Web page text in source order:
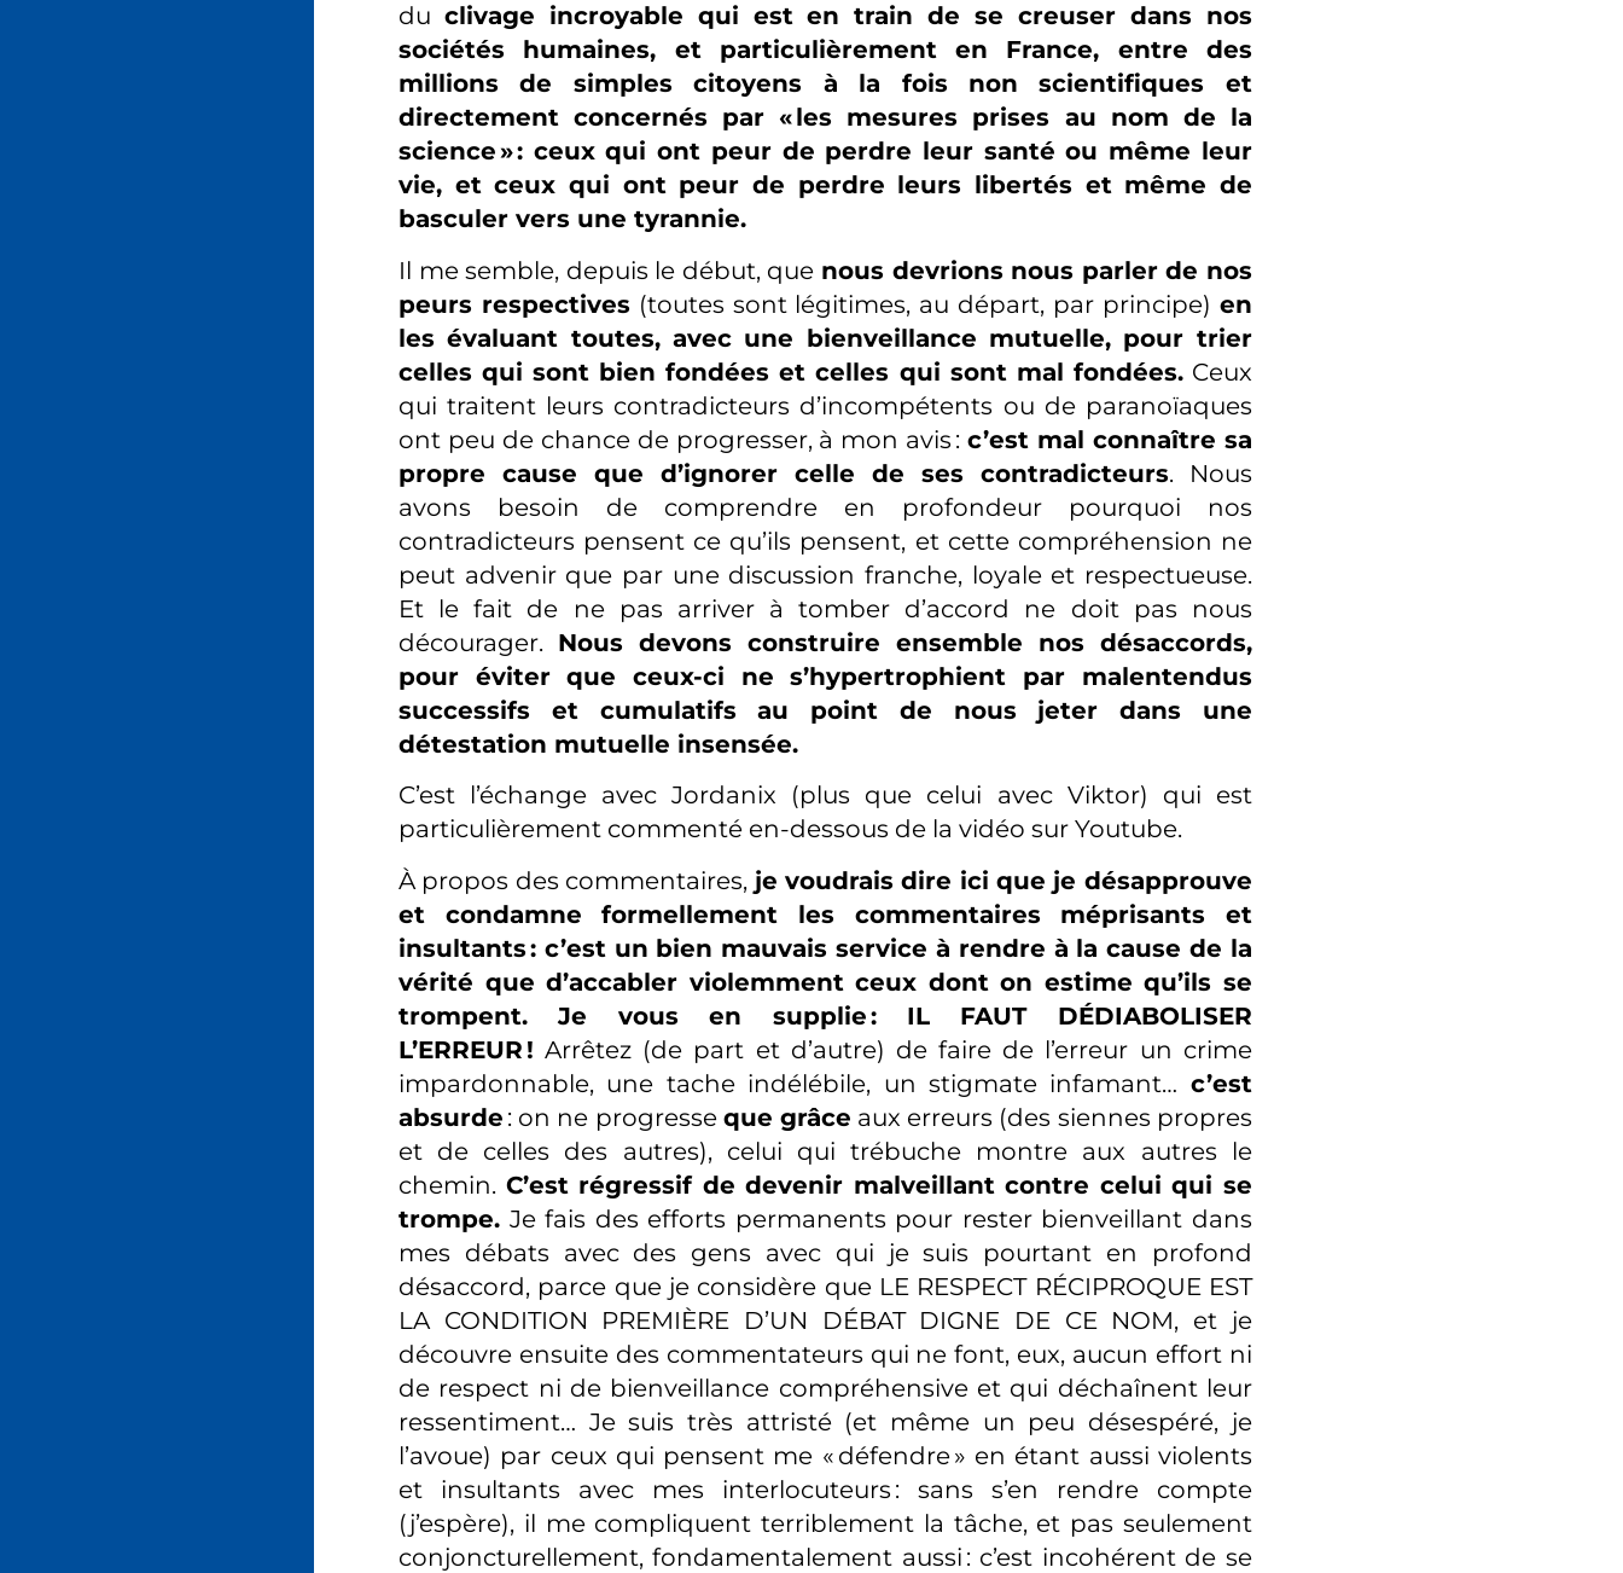
du clivage incroyable qui est en train de se creuser dans nos
sociétés humaines, et particulièrement en France, entre des
millions de simples citoyens à la fois non scientifiques et
directement concernés par « les mesures prises au nom de la
science » : ceux qui ont peur de perdre leur santé ou même leur
vie, et ceux qui ont peur de perdre leurs libertés et même de
basculer vers une tyrannie.
Il me semble, depuis le début, que nous devrions nous parler de nos
peurs respectives (toutes sont légitimes, au départ, par principe) en
les évaluant toutes, avec une bienveillance mutuelle, pour trier
celles qui sont bien fondées et celles qui sont mal fondées.Ceux
qui traitent leurs contradicteurs d’incompétents ou de paranoïaques
ont peu de chance de progresser, à mon avis :c’est mal connaître sa
propre cause que d’ignorer celle de ses contradicteurs. Nous
avons besoin de comprendre en profondeur pourquoi nos
contradicteurs pensent ce qu’ils pensent, et cette compréhension ne
peut advenir que par une discussion franche, loyale et respectueuse.
Et le fait de ne pas arriver à tomber d’accord ne doit pas nous
décourager. Nous devons construire ensemble nos désaccords,
pour éviter que ceux-ci ne s’hypertrophient par malentendus
successifs et cumulatifs au point de nous jeter dans une
détestation mutuelle insensée.
C’est l’échange avec Jordanix (plus que celui avec Viktor) qui est
particulièrement commenté en-dessous de la vidéo sur Youtube.
À propos des commentaires, je voudrais dire ici que je désapprouve
et condamne formellement les commentaires méprisants et
insultants : c’est un bien mauvais service à rendre à la cause de la
vérité que d’accabler violemment ceux dont on estime qu’ils se
trompent. Je vous en supplie : IL FAUT DÉDIABOLISER
L’ERREUR ! Arrêtez (de part et d’autre) de faire de l’erreur un crime
impardonnable, une tache indélébile, un stigmate infamant… c’est
absurde : on ne progresse que grâce aux erreurs (des siennes propres
et de celles des autres), celui qui trébuche montre aux autres le
chemin. C’est régressif de devenir malveillant contre celui qui se
trompe. Je fais des efforts permanents pour rester bienveillant dans
mes débats avec des gens avec qui je suis pourtant en profond
désaccord, parce que je considère que LE RESPECT RÉCIPROQUE EST
LA CONDITION PREMIÈRE D’UN DÉBAT DIGNE DE CE NOM, et je
découvre ensuite des commentateurs qui ne font, eux, aucun effort ni
de respect ni de bienveillance compréhensive et qui déchaînent leur
ressentiment… Je suis très attristé (et même un peu désespéré, je
l’avoue) par ceux qui pensent me « défendre » en étant aussi violents
et insultants avec mes interlocuteurs : sans s’en rendre compte
(j’espère), il me compliquent terriblement la tâche, et pas seulement
conjoncturellement, fondamentalement aussi : c’est incohérent de se